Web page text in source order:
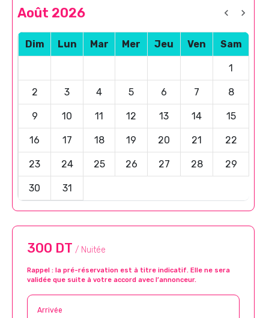
Août 2026
Dim Lun Mar Mer Jeu Ven Sam
1
2 3 4 5 6 7 8
9 10 11 12 13 14 15
16 17 18 19 20 21 22
23 24 25 26 27 28 29
30 31
300 DT / Nuitée
Rappel : la pré-réservation est à titre indicatif. Elle ne sera
validée que suite à votre accord avec l’annonceur.
Arrivée